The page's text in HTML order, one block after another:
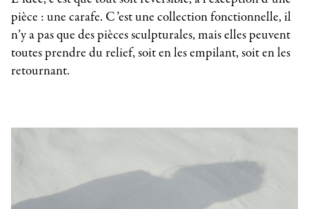
pièce : une carafe. C’est une collection fonctionnelle, il
n’y a pas que des pièces sculpturales, mais elles peuvent
toutes prendre du relief, soit en les empilant, soit en les
retournant.